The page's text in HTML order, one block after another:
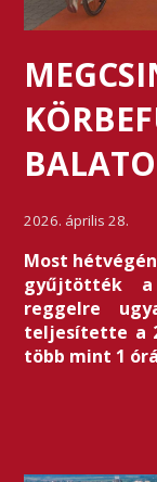
2026. április 28.
Most
gyűjtötték a
reggelre
teljesítette a
több mint 1